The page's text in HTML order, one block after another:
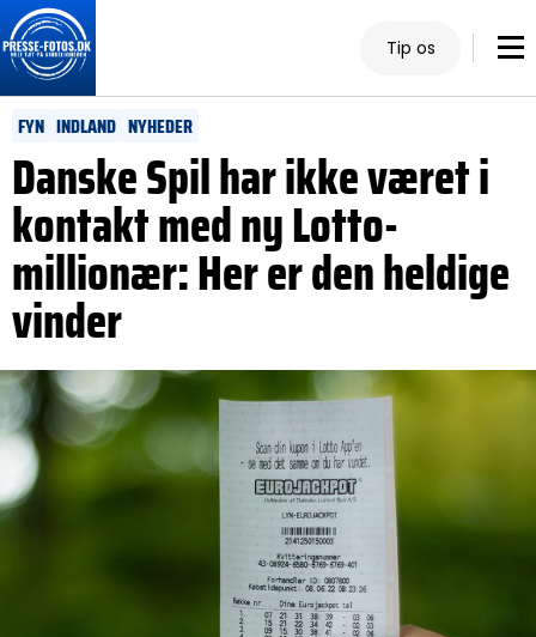
Tip os
FYN INDLAND NYHEDER
Danske Spil har ikke været i
kontakt med ny Lotto-
millionær: Her er den heldige
vinder